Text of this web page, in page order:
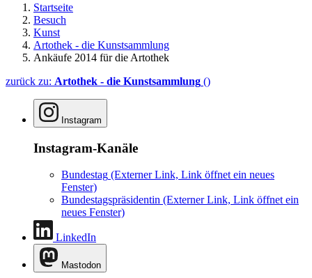
Startseite
Besuch
Kunst
Artothek - die Kunstsammlung
Ankäufe 2014 für die Artothek
zurück zu: Artothek - die Kunstsammlung ()
Instagram
Instagram-Kanäle
Bundestag (Externer Link, Link öffnet ein neues
Fenster)
Bundestagspräsidentin (Externer Link, Link öffnet ein
neues Fenster)
LinkedIn
Mastodon